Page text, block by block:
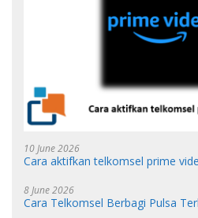
10 June 2026
Cara aktifkan telkomsel prime
8 June 2026
Cara Telkomsel Berbagi Pulsa